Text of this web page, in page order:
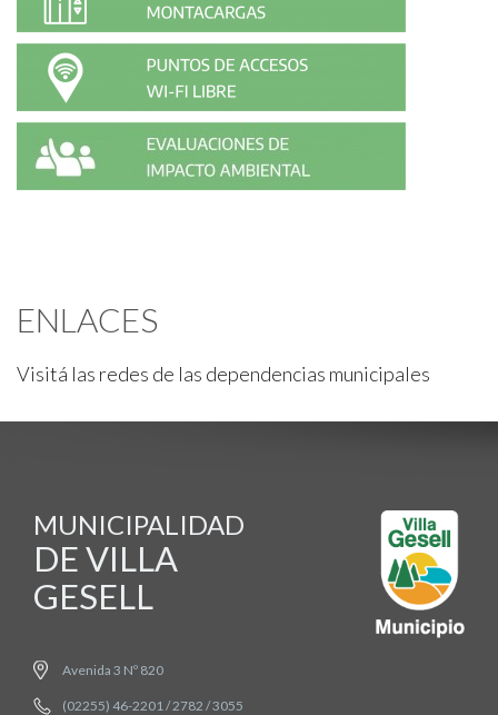
ENLACES
Visitá las redes de las dependencias municipales
MUNICIPALIDAD
DE VILLA
GESELL
Avenida 3 Nº 820
(02255) 46-2201 / 2782 / 3055